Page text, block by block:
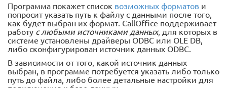
Программа покажет список возможных форматов и
попросит указать путь к файлу с данными после того,
как будет выбран их формат. CallOffice поддерживает
работу с любыми источниками данных, для которых в
системе установлены драйверы ODBC или OLE DB,
либо сконфигурирован источник данных ODBC.
В зависимости от того, какой источник данных
выбран, в программе потребуется указать либо только
путь до файла, либо более детальные настройки для